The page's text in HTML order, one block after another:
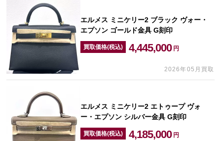
エルメス ミニケリー2 ブラック ヴォー・
エプソン ゴールド金具 G刻印
買取価格(税込) 4,445,000 円
2026年05月買取
エルメス ミニケリー2 エトゥープ ヴォ
ー・エプソン シルバー金具 G刻印
買取価格(税込) 4,185,000 円